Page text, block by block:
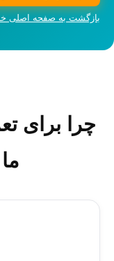
بازگشت به صفحه اصلی
چرا برای